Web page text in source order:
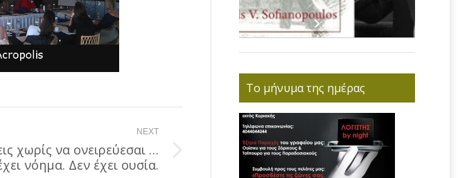
NEXT
χωρίς να ονειρεύεσαι …
νόημα. Δεν έχει ουσία.
Το μήνυμα της ημέρας